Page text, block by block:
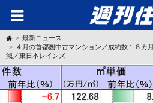
H
o
m
e
最新ニュース
４月の首都圏中古マンション／成約数１８カ
減／東日本レインズ